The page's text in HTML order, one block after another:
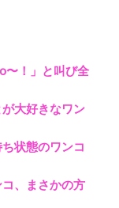
〜！」と叫び全
大好きなワン
状態のワンコ
、まさかの方